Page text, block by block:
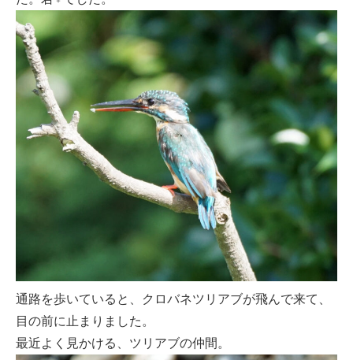
通路を歩いていると、クロバネツリアブが飛んで来て、
目の前に止まりました。
最近よく見かける、ツリアブの仲間。